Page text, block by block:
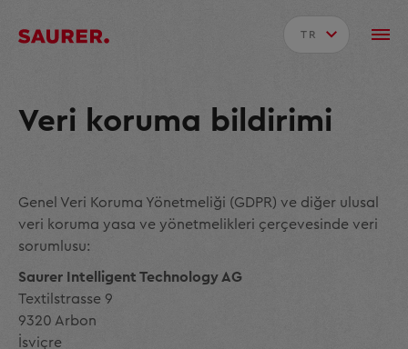
TR
Veri koruma bildirimi
Genel Veri Koruma Yönetmeliği (GDPR) ve diğer ulusal
veri koruma yasa ve yönetmelikleri çerçevesinde veri
sorumlusu:
Saurer Intelligent Technology AG
Textilstrasse 9
9320 Arbon
İsviçre